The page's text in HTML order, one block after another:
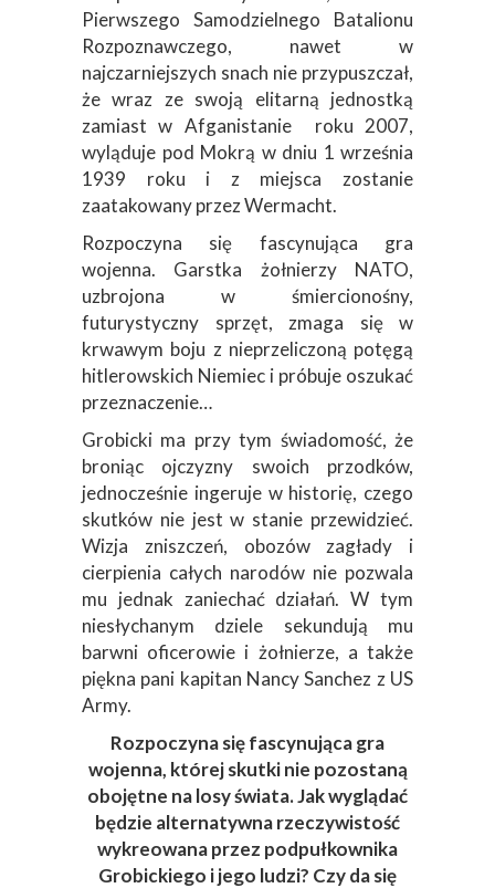
Pierwszego Samodzielnego Batalionu
Rozpoznawczego, nawet w
najczarniejszych snach nie przypuszczał,
że wraz ze swoją elitarną jednostką
zamiast w Afganistanie roku 2007,
wyląduje pod Mokrą w dniu 1 września
1939 roku i z miejsca zostanie
zaatakowany przez Wermacht.
Rozpoczyna się fascynująca gra
wojenna. Garstka żołnierzy NATO,
uzbrojona w śmiercionośny,
futurystyczny sprzęt, zmaga się w
krwawym boju z nieprzeliczoną potęgą
hitlerowskich Niemiec i próbuje oszukać
przeznaczenie…
Grobicki ma przy tym świadomość, że
broniąc ojczyzny swoich przodków,
jednocześnie ingeruje w historię, czego
skutków nie jest w stanie przewidzieć.
Wizja zniszczeń, obozów zagłady i
cierpienia całych narodów nie pozwala
mu jednak zaniechać działań. W tym
niesłychanym dziele sekundują mu
barwni oficerowie i żołnierze, a także
piękna pani kapitan Nancy Sanchez z US
Army.
Rozpoczyna się fascynująca gra
wojenna, której skutki nie pozostaną
obojętne na losy świata. Jak wyglądać
będzie alternatywna rzeczywistość
wykreowana przez podpułkownika
Grobickiego i jego ludzi? Czy da się